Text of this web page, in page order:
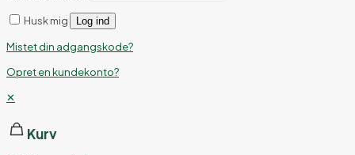
Husk mig Log ind
Mistet din adgangskode?
Opret en kundekonto?
✕
Kurv